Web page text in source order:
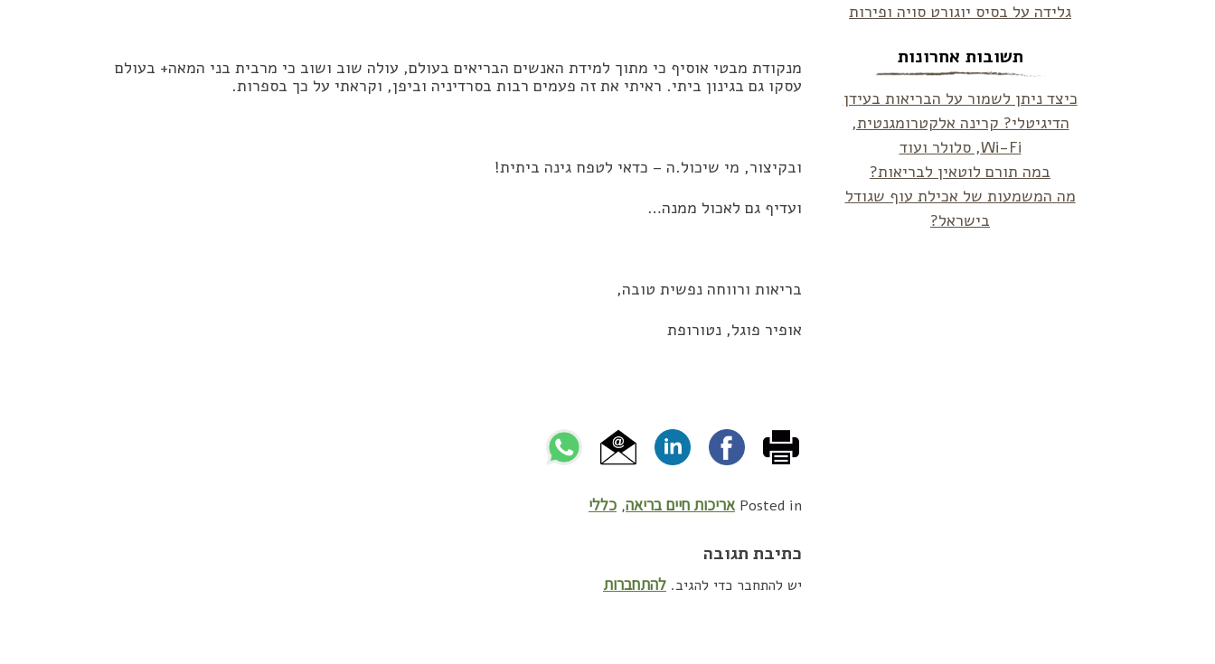
מנקודת מבטי אוסיף כי מתוך למידת האנשים הבריאים בעולם, עולה שוב ושוב כי מרבית בני המאה+ בעולם
עסקו גם בגינון ביתי. ראיתי את זה פעמים רבות בסרדיניה וביפן, וקראתי על כך בספרות.
ובקיצור, מי שיכול.ה – כדאי לטפח גינה ביתית!
ועדיף גם לאכול ממנה…
בריאות ורווחה נפשית טובה,
אופיר פוגל, נטורופת
Posted in אריכות חיים בריאה, כללי
כתיבת תגובה
יש להתחבר כדי להגיב. להתחברות
גלידה על בסיס יוגורט סויה ופירות
תשובות אחרונות
כיצד ניתן לשמור על הבריאות בעידן
הדיגיטלי? קרינה אלקטרומגנטית,
Wi-Fi, סלולר ועוד
במה תורם לוטאין לבריאות?
מה המשמעות של אכילת עוף שגודל
בישראל?